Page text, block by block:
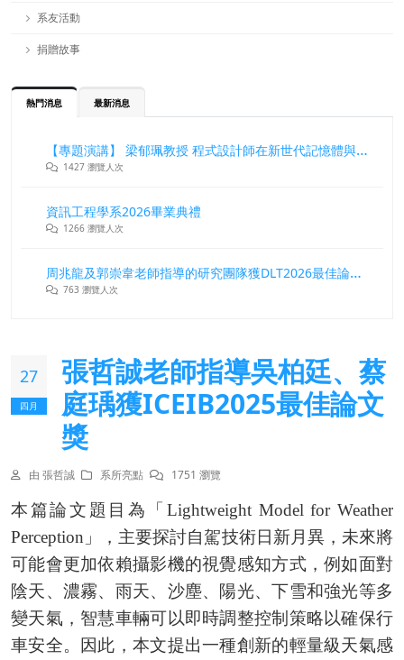
系友活動
捐贈故事
熱門消息 最新消息
【專題演講】 梁郁珮教授 程式設計師在新世代記憶體與儲存系統中的角色與挑戰
1427 瀏覽人次
資訊工程學系2026畢業典禮
1266 瀏覽人次
周兆龍及郭崇韋老師指導的研究團隊獲DLT2026最佳論文獎
763 瀏覽人次
27
四月
張哲誠老師指導吳柏廷、蔡
庭瑀獲ICEIB2025最佳論文
獎
由 張哲誠 系所亮點 1751 瀏覽
本篇論文題目為「Lightweight Model for Weather
Perception」，主要探討自駕技術日新月異，未來將
可能會更加依賴攝影機的視覺感知方式，例如面對
陰天、濃霧、雨天、沙塵、陽光、下雪和強光等多
變天氣，智慧車輛可以即時調整控制策略以確保行
車安全。因此，本文提出一種創新的輕量級天氣感